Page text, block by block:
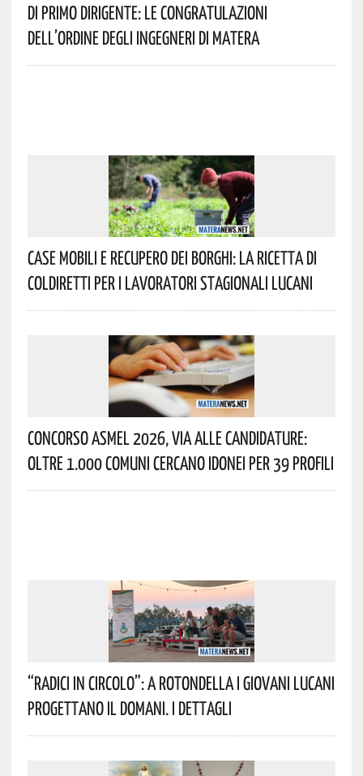
Di Primo Dirigente: Le Congratulazioni
Dell’Ordine Degli Ingegneri Di Matera
Case Mobili E Recupero Dei Borghi: La Ricetta Di
Coldiretti Per I Lavoratori Stagionali Lucani
Concorso Asmel 2026, Via Alle Candidature:
Oltre 1.000 Comuni Cercano Idonei Per 39 Profili
“Radici In Circolo”: A Rotondella I Giovani Lucani
Progettano Il Domani. I Dettagli